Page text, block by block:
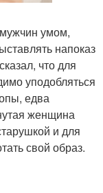
умом,
напоказ
что для
уподобляться
едва
женщина
и для
свой образ.